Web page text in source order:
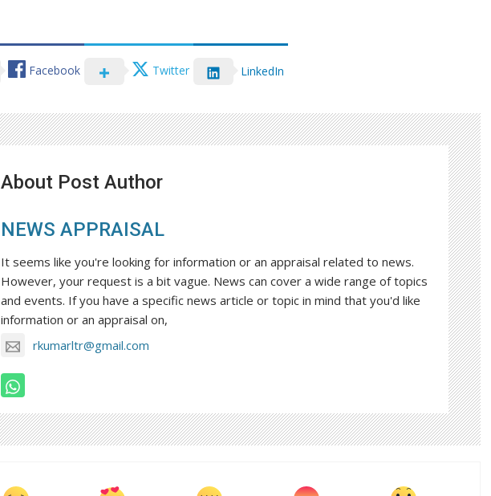
Facebook Twitter LinkedIn
About Post Author
NEWS APPRAISAL
It seems like you're looking for information or an appraisal related to news.
However, your request is a bit vague. News can cover a wide range of topics
and events. If you have a specific news article or topic in mind that you'd like
information or an appraisal on,
rkumarltr@gmail.com